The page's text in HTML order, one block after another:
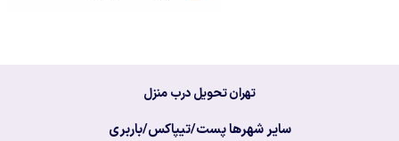
تهران تحویل درب منزل
سایر شهرها پست/تیپاکس/باربری